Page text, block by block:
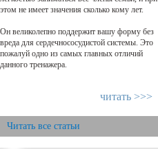
этом не имеет значения сколько кому лет.
Он великолепно поддержит вашу форму без
вреда для сердечнососудистой системы. Это
пожалуй одно из самых главных отличий
данного тренажера.
читать >>>
Читать все статьи